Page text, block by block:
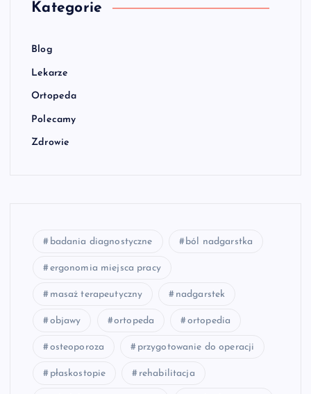
Kategorie
Blog
Lekarze
Ortopeda
Polecamy
Zdrowie
badania diagnostyczne ból nadgarstka
ergonomia miejsca pracy
masaż terapeutyczny nadgarstek
objawy ortopeda ortopedia
osteoporoza przygotowanie do operacji
płaskostopie rehabilitacja